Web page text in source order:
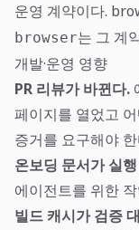
운영 계약이다.
browser는 그 계
개발·운영 영향
PR 리뷰가 바뀐다.
페이지를 열었고
증거를 요구해야
온보딩 문서가 실
에이전트를 위한
빌드 캐시가 검증